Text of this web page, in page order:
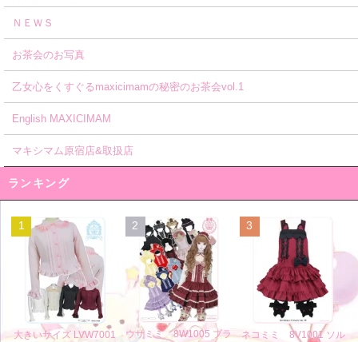
ＮＥＷＳ
お茶会のお写真
乙女心をくすぐるmaxicimamの秘密のお茶会vol.1
English MAXICIMAM
マキシマム原宿店&取扱店
ランキング
1
大きいサイズ LVW7001
2
ウサミミ 8W1005 ブラ
3
ネコミミ 8V1001 ソル